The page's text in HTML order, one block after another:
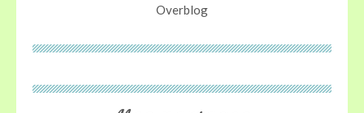
Overblog